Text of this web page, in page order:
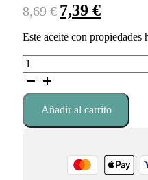
8,69€ El
precio
original
7,39 €El
precio
actual
Este aceite con
Aceite
Hialurónico
Limpieza
profunda
Antienvejecimiento
(Piel
Añadir al carrito